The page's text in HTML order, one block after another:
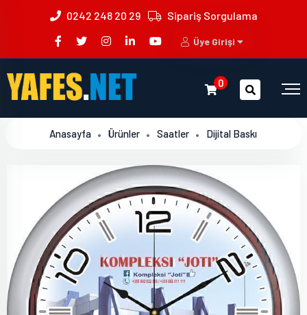
0242 248 20 29 Sipariş Sorgulama
Üye Girişi
0
Anasayfa Ürünler Saatler Dijital Baskı